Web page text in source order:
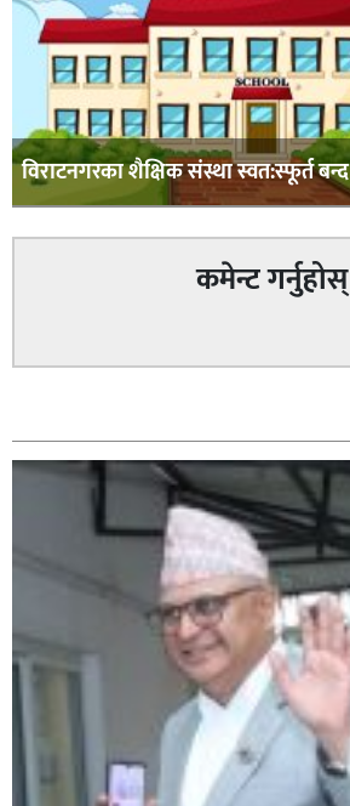
विराटनगरका शैक्षिक संस्था स्वत:स्फूर्त बन्द
कमेन्ट गर्नुहोस्